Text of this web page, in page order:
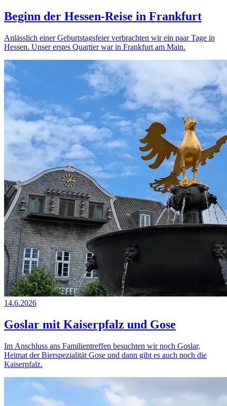
Beginn der Hessen-Reise in Frankfurt
Anlässlich einer Geburtstagsfeier verbrachten wir ein paar Tage in
Hessen. Unser erstes Quartier war in Frankfurt am Main.
14.6.2026
Goslar mit Kaiserpfalz und Gose
Im Anschluss ans Familientreffen besuchten wir noch Goslar,
Heimat der Bierspezialität Gose und dann gibt es auch noch die
Kaiserpfalz.